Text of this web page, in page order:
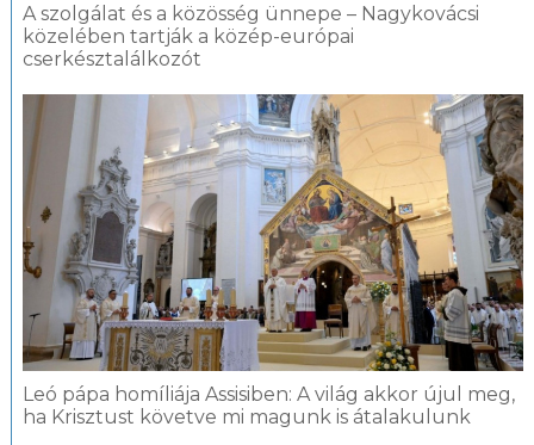
A szolgálat és a közösség ünnepe – Nagykovácsi
közelében tartják a közép-európai
cserkésztalálkozót
Leó pápa homíliája Assisiben: A világ akkor újul meg,
ha Krisztust követve mi magunk is átalakulunk